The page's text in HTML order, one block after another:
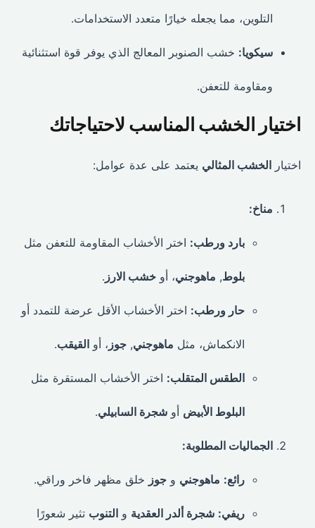
التلوين، مما يجعله خيارًا متعدد الاستخدامات.
سيكويا:خشب الصنوبر المعالج الذي يوفر قوة استثنائية
ومقاومة للتعفن.
اختيار الخشب المناسب لاحتياجاتك
اختيارالخشب المثالييعتمد على عدة عوامل:
مناخ:
بارد ورطب:اختر الأخشاب المقاومة للتعفن مثل
بلوط,ماهوجني، أوخشب الارز.
حار ورطب:اختر الأخشاب الأقل عرضة للتمدد أو
الانكماش، مثل ماهوجني, جوز، أوالقيقب.
الطقس المتقلب:اختر الأخشاب المستقرة مثل
البلوط الأبيضأوشجرة السابيلي.
الجماليات المطلوبة:
رائع: ماهوجنيو جوزخلق مظهر فاخر وراقي.
ريفي: شجرة ألدر العقديةو التنوبتثير شعورًا